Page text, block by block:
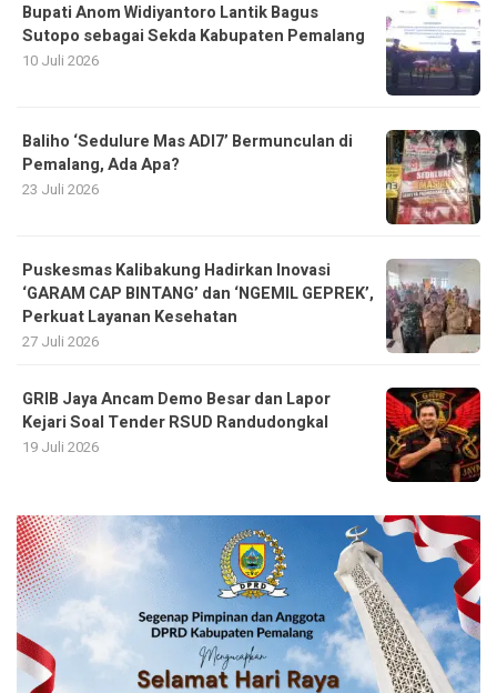
Bupati Anom Widiyantoro Lantik Bagus
Sutopo sebagai Sekda Kabupaten Pemalang
10 Juli 2026
Baliho ‘Sedulure Mas ADI7’ Bermunculan di
Pemalang, Ada Apa?
23 Juli 2026
Puskesmas Kalibakung Hadirkan Inovasi
‘GARAM CAP BINTANG’ dan ‘NGEMIL GEPREK’,
Perkuat Layanan Kesehatan
27 Juli 2026
GRIB Jaya Ancam Demo Besar dan Lapor
Kejari Soal Tender RSUD Randudongkal
19 Juli 2026